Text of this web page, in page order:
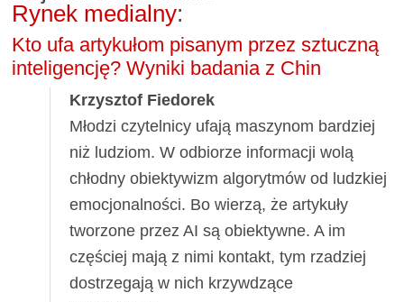
Rynek medialny:
Kto ufa artykułom pisanym przez sztuczną
inteligencję? Wyniki badania z Chin
Krzysztof Fiedorek
Młodzi czytelnicy ufają maszynom bardziej
niż ludziom. W odbiorze informacji wolą
chłodny obiektywizm algorytmów od ludzkiej
emocjonalności. Bo wierzą, że artykuły
tworzone przez AI są obiektywne. A im
częściej mają z nimi kontakt, tym rzadziej
dostrzegają w nich krzywdzące